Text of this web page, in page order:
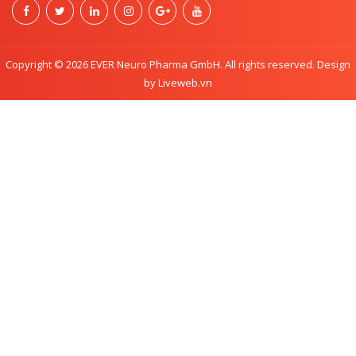
Copyright © 2026 EVER Neuro Pharma GmbH. All rights reserved. Design
by Liveweb.vn